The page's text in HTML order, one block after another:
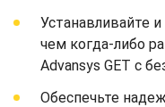
Устанавливайте
чем когда-либо
Advansys GET с
Обеспечьте